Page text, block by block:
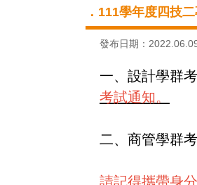
．111學年度四技
發布日期：
一、設計學群
考試通知。
二、商管學群
請記得攜帶身